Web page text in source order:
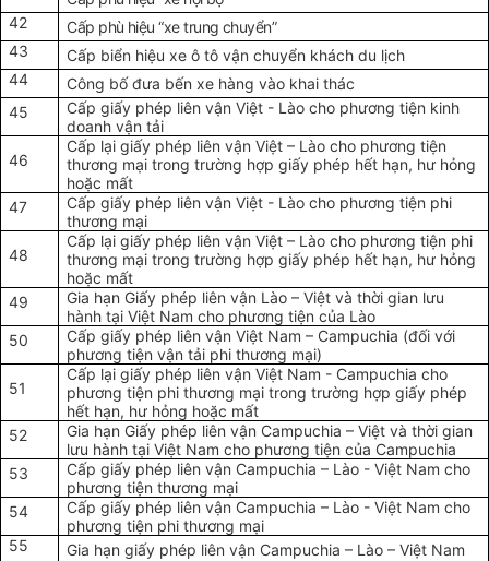
42
Cấp phù hiệu “xe trung chuyển”
43
Cấp biển hiệu xe ôtôvận chuyển khách du lịch
44
Công bố đưa bến xe hàng vào khai thác
45
Cấp giấy phép liên vận Việt - Lào cho phương tiện kinh
doanh vận tải
46
Cấp lại giấy phép liên vận Việt – Lào cho phương tiện
thương mại trong trường hợp giấy phép hết hạn, hư hỏng
hoặc mất
47
Cấp giấy phép liên vận Việt - Lào cho phương tiện phi
thương mại
48
Cấp lại giấy phép liên vận Việt – Lào cho phương tiện phi
thương mại trong trường hợp giấy phép hết hạn, hư hỏng
hoặc mất
49
Gia hạn Giấy phép liên vận Lào – Việt và thời gian lưu
hành tại Việt Nam cho phương tiện của Lào
50
Cấp giấy phép liên vận Việt Nam – Campuchia (đối với
phương tiện vận tải phi thương mại)
51
Cấp lại giấy phép liên vận Việt Nam - Campuchia cho
phương tiện phi thương mại trong trường hợp giấy phép
hết hạn, hư hỏng hoặc mất
52
Gia hạn Giấy phép liên vận Campuchia – Việt và thời gian
lưu hành tại Việt Nam cho phương tiện của Campuchia
53
Cấp giấy phép liên vận Campuchia – Lào - Việt Nam cho
phương tiện thương mại
54
Cấp giấy phép liên vận Campuchia – Lào - Việt Nam cho
phương tiện phi thương mại
55
Gia hạn giấy phép liên vận Campuchia – Lào – Việt Nam